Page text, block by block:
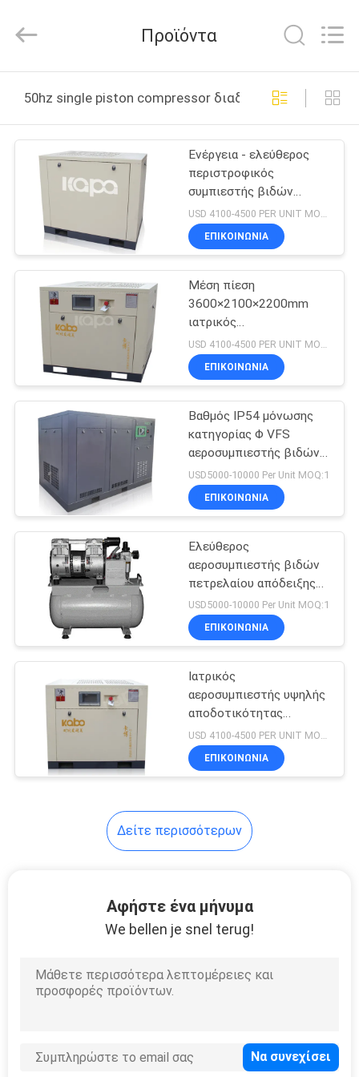
ΠΡΟΪΌΝΤΑ
ΒΊΝΤΕΟ
ΣΧΕΤΙΚΆ
ΜΕ
ΕΜΆΣ
ΕΠΙΣΚΕΨΉ
ΕΡΓΟΣΤΑΣΊΟΥ
ΈΛΕΓΧΟΣ
ΠΟΙΌΤΗΤΑΣ
ΕΠΙΚΟΙΝΩΝΉΣΤΕ
ΜΑΖΊ
ΕΙΔΉΣΕΙΣ
SITEMAP
PRIVACY
POLICY
Technology
Rights
Προϊόντα
50hz single piston compressor διαδικτυακή
Ενέργεια - ελεύθερος
περιστροφικός
συμπιεστής βιδών
πετρελαίου
αποταμίευσης 20M3/Min
220KW
USD 4100-4500 PER UNIT MOQ:1
ΕΠΙΚΟΙΝΩΝΊΑ
Μέση πίεση
3600×2100×2200mm
ιατρικός
αεροσυμπιεστής
25M3/Min
ΕΠΙΚΟΙΝΩΝΊΑ
Βαθμός IP54 μόνωσης
κατηγορίας Φ VFS
αεροσυμπιεστής βιδών
30 HP
USD5000-10000 Per Unit MOQ:1
ΕΠΙΚΟΙΝΩΝΊΑ
Ελεύθερος
αεροσυμπιεστής βιδών
πετρελαίου απόδειξης
IP54 ASME σκουριάς
USD5000-10000 Per Unit MOQ:1
ΕΠΙΚΟΙΝΩΝΊΑ
Ιατρικός
αεροσυμπιεστής υψηλής
αποδοτικότητας
42M3/Min ECO φιλικόςUSD 4100-4500 PER UNIT MOQ:1
ΕΠΙΚΟΙΝΩΝΊΑ
Δείτε περισσότερων
Αφήστε ένα μήνυμα
We bellen je snel terug!